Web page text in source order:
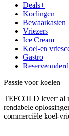
Deals+
Koelingen
Bewaarkasten
Vriezers
Ice Cream
Koel-en
Gastro
Passie voor koelen
TEFCOLD levert al
rendabele
commerciële koel-